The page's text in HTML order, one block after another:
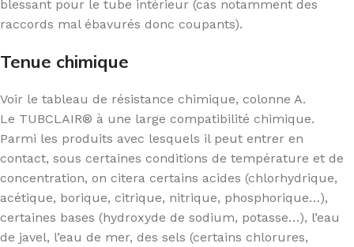
blessant pour le tube intérieur (cas notamment des
raccords mal ébavurés donc coupants).
Tenue chimique
Voir le tableau de résistance chimique, colonne A.
Le TUBCLAIR® à une large compatibilité chimique.
Parmi les produits avec lesquels il peut entrer en
contact, sous certaines conditions de température et de
concentration, on citera certains acides (chlorhydrique,
acétique, borique, citrique, nitrique, phosphorique…),
certaines bases (hydroxyde de sodium, potasse…), l’eau
de javel, l’eau de mer, des sels (certains chlorures,